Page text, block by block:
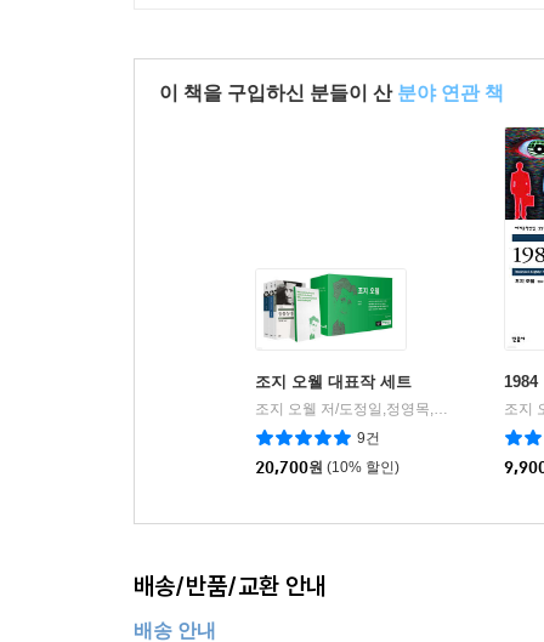
이 책을 구입하신 분들이 산 분야 연관 책
조지 오웰 대표작 세트
민음
9건
20,700원 (10% 할인)
1984
조지
배송/반품/교환 안내
배송 안내